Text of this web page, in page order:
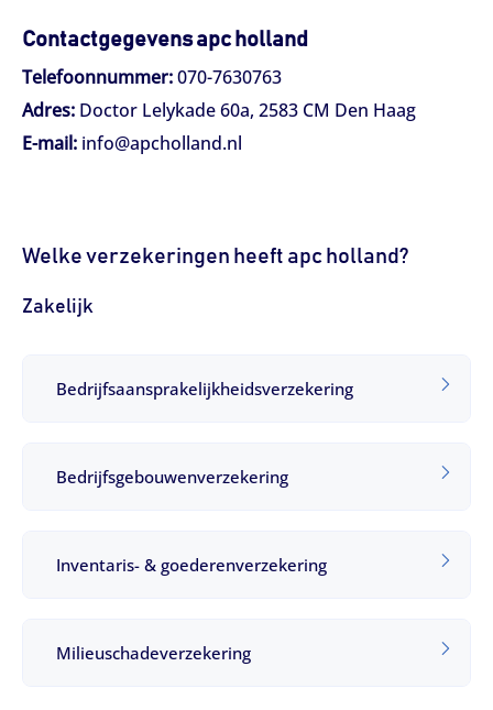
Contactgegevens apc holland
Telefoonnummer:070-7630763
Adres: Doctor Lelykade 60a, 2583 CM Den Haag
E-mail: info@apcholland.nl
Welke verzekeringen heeft apc holland?
Zakelijk
Bedrijfsaansprakelijkheidsverzekering
Bedrijfsgebouwenverzekering
Inventaris- & goederenverzekering
Milieuschadeverzekering